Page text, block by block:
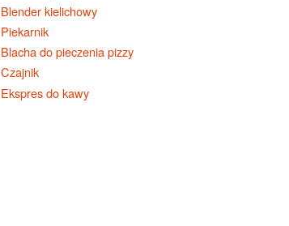
Blender kielichowy
Piekarnik
Blacha do pieczenia pizzy
Czajnik
Ekspres do kawy